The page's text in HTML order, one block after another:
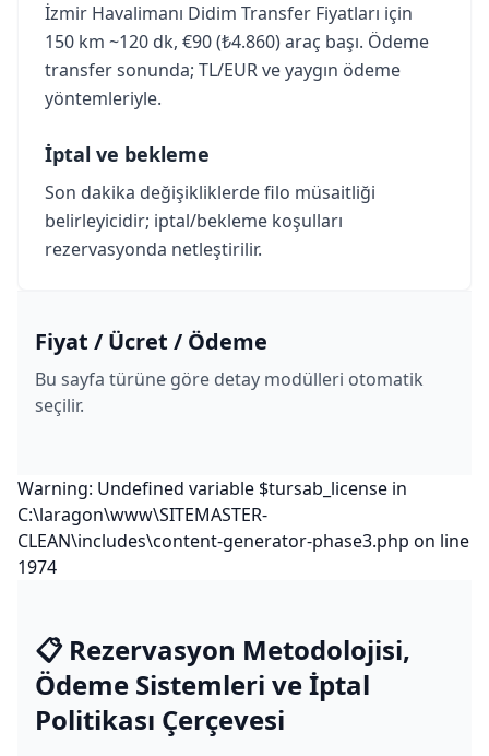
İzmir Havalimanı Didim Transfer Fiyatları için
150 km ~120 dk, €90 (₺4.860) araç başı. Ödeme
transfer sonunda; TL/EUR ve yaygın ödeme
yöntemleriyle.
İptal ve bekleme
Son dakika değişikliklerde filo müsaitliği
belirleyicidir; iptal/bekleme koşulları
rezervasyonda netleştirilir.
Fiyat / Ücret / Ödeme
Bu sayfa türüne göre detay modülleri otomatik
seçilir.
Warning: Undefined variable $tursab_license in
C:\laragon\www\SITEMASTER-
CLEAN\includes\content-generator-phase3.php on line
1974
📋 Rezervasyon Metodolojisi,
Ödeme Sistemleri ve İptal
Politikası Çerçevesi